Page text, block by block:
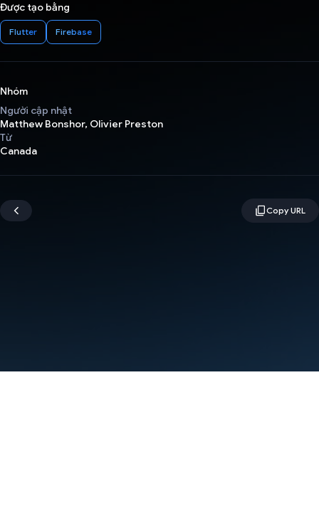
Được tạo bằng
Flutter Firebase
Nhóm
Người cập nhật
Matthew Bonshor, Olivier Preston
Từ
Canada